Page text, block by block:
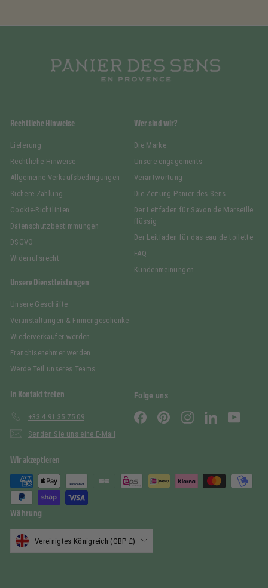
Rechtliche Hinweise
Lieferung
Rechtliche Hinweise
Allgemeine Verkaufsbedingungen
Sichere Zahlung
Cookie-Richtlinien
Datenschutzbestimmungen
DSGVO
Widerrufsrecht
Wer sind wir?
Die Marke
Unsere engagements
Verantwortung
Die Zeitung Panier des Sens
Der Leitfaden für Savon de Marseille
flüssig
Der Leitfaden für das eau de toilette
FAQ
Kundenmeinungen
Unsere Dienstleistungen
Unsere Geschäfte
Veranstaltungen & Firmengeschenke
Wiederverkäufer werden
Franchisenehmer werden
Werde Teil unseres Teams
In Kontakt treten
+33 4 91 35 75 09
Senden Sie uns eine E-Mail
Folge uns
FacebookPinterestInstagramLinkedIn
Wir akzeptieren
Währung
Vereinigtes Königreich (GBP £)